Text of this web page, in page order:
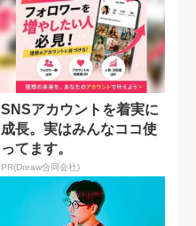
SNSアカウントを着実に
成長。実はみんなココ使
ってます。
PR(Dreaw合同会社)